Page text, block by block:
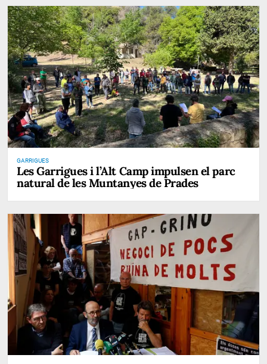
GARRIGUES
Les Garrigues i l’Alt Camp impulsen el parc
natural de les Muntanyes de Prades